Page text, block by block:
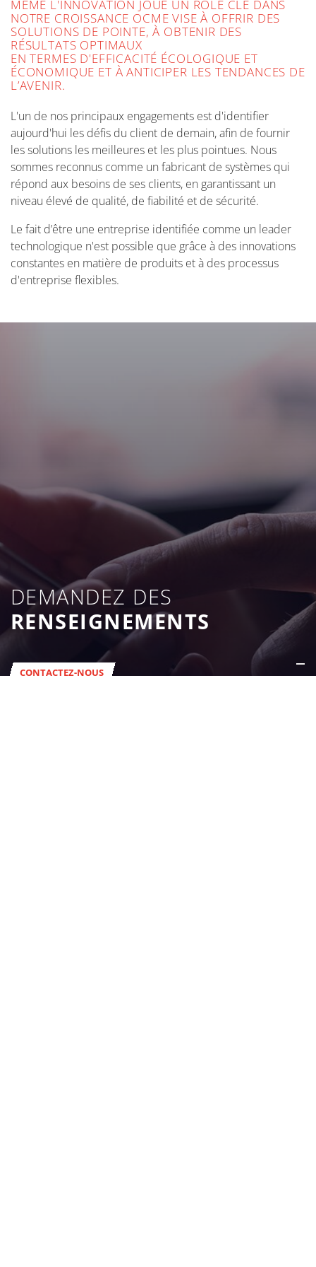
MÊME L'INNOVATION JOUE UN RÔLE CLÉ DANS
NOTRE CROISSANCE OCME VISE À OFFRIR DES
SOLUTIONS DE POINTE, À OBTENIR DES
RÉSULTATS OPTIMAUX
EN TERMES D'EFFICACITÉ ÉCOLOGIQUE ET
ÉCONOMIQUE ET À ANTICIPER LES TENDANCES DE
L’AVENIR.
L'un de nos principaux engagements est d'identifier
aujourd'hui les défis du client de demain, afin de fournir
les solutions les meilleures et les plus pointues. Nous
sommes reconnus comme un fabricant de systèmes qui
répond aux besoins de ses clients, en garantissant un
niveau élevé de qualité, de fiabilité et de sécurité.
Le fait d’être une entreprise identifiée comme un leader
technologique n'est possible que grâce à des innovations
constantes en matière de produits et à des processus
d'entreprise flexibles.
DEMANDEZ DES
RENSEIGNEMENTS
CONTACTEZ-NOUS